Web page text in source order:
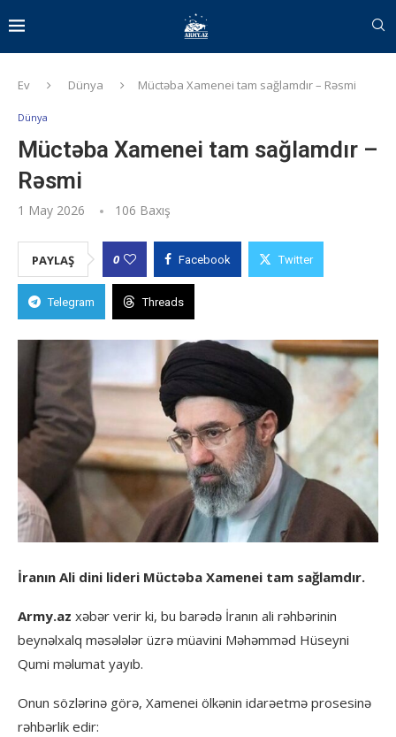
Ev Dünya Müctəba Xamenei tam sağlamdır – Rəsmi
Dünya
Müctəba Xamenei tam sağlamdır –
Rəsmi
1 May 2026 106 Baxış
PAYLAŞ 0 Facebook Twitter
Telegram Threads
İranın Ali dini lideri Müctəba Xamenei tam sağlamdır.
Army.az xəbər verir ki, bu barədə İranın ali rəhbərinin
beynəlxalq məsələlər üzrə müavini Məhəmməd Hüseyni
Qumi məlumat yayıb.
Onun sözlərinə görə, Xamenei ölkənin idarəetmə prosesinə
rəhbərlik edir: